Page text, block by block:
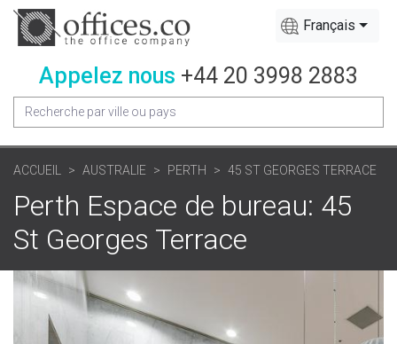
Français
Appelez nous +44 20 3998 2883
ACCUEIL AUSTRALIE PERTH 45 ST GEORGES TERRACE
Perth Espace de bureau: 45
St Georges Terrace